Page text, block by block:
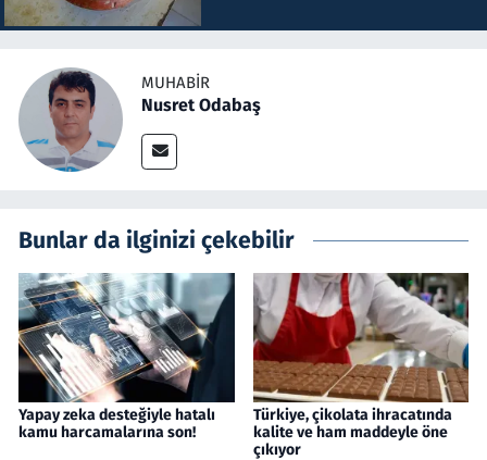
MUHABIR
Nusret Odabaş
Bunlar da ilginizi çekebilir
Yapay zeka desteğiyle hatalı
kamu harcamalarına son!
Türkiye, çikolata ihracatında
kalite ve ham maddeyle öne
çıkıyor